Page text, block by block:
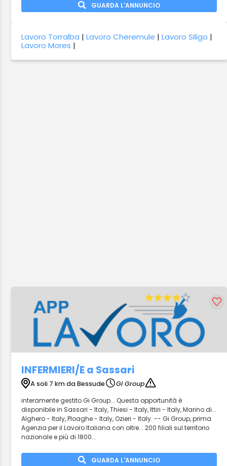
GUARDA L'ANNUNCIO
Lavoro Torralba |Lavoro Cheremule |Lavoro Siligo |
Lavoro Mores |
INFERMIERI/E a Sassari
A soli 7 km da Bessude
Gi Group
interamente gestito Gi Group... Questa opportunità è
disponibile in Sassari - Italy, Thiesi - Italy, Ittiri - Italy, Marino di...
Alghero - Italy, Ploaghe - Italy, Ozieri - Italy. -- Gi Group, prima
Agenzia per il Lavoro Italiana con oltre... 200 filiali sul territorio
nazionale e più di 1800...
GUARDA L'ANNUNCIO